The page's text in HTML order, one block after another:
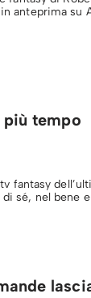
anteprima su
più tempo
fantasy
sé, nel bene